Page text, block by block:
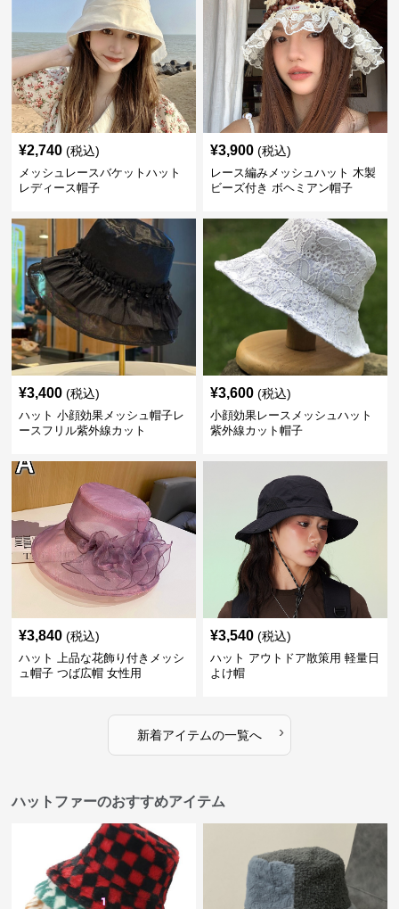
¥2,740 (税込)
メッシュレースバケットハット
レディース帽子
¥3,900 (税込)
レース編みメッシュハット 木製
ビーズ付き ボヘミアン帽子
¥3,400 (税込)
ハット 小顔効果メッシュ帽子レ
ースフリル紫外線カット
¥3,600 (税込)
小顔効果レースメッシュハット
紫外線カット帽子
¥3,840 (税込)
ハット 上品な花飾り付きメッシ
ュ帽子 つば広帽 女性用
¥3,540 (税込)
ハット アウトドア散策用 軽量日
よけ帽
新着アイテムの一覧へ ›
ハットファーのおすすめアイテム